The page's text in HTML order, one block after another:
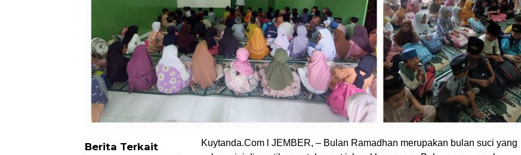
Kuytanda.Com l JEMBER, – Bulan Ramadhan merupakan bulan suci yang
Berita Terkait